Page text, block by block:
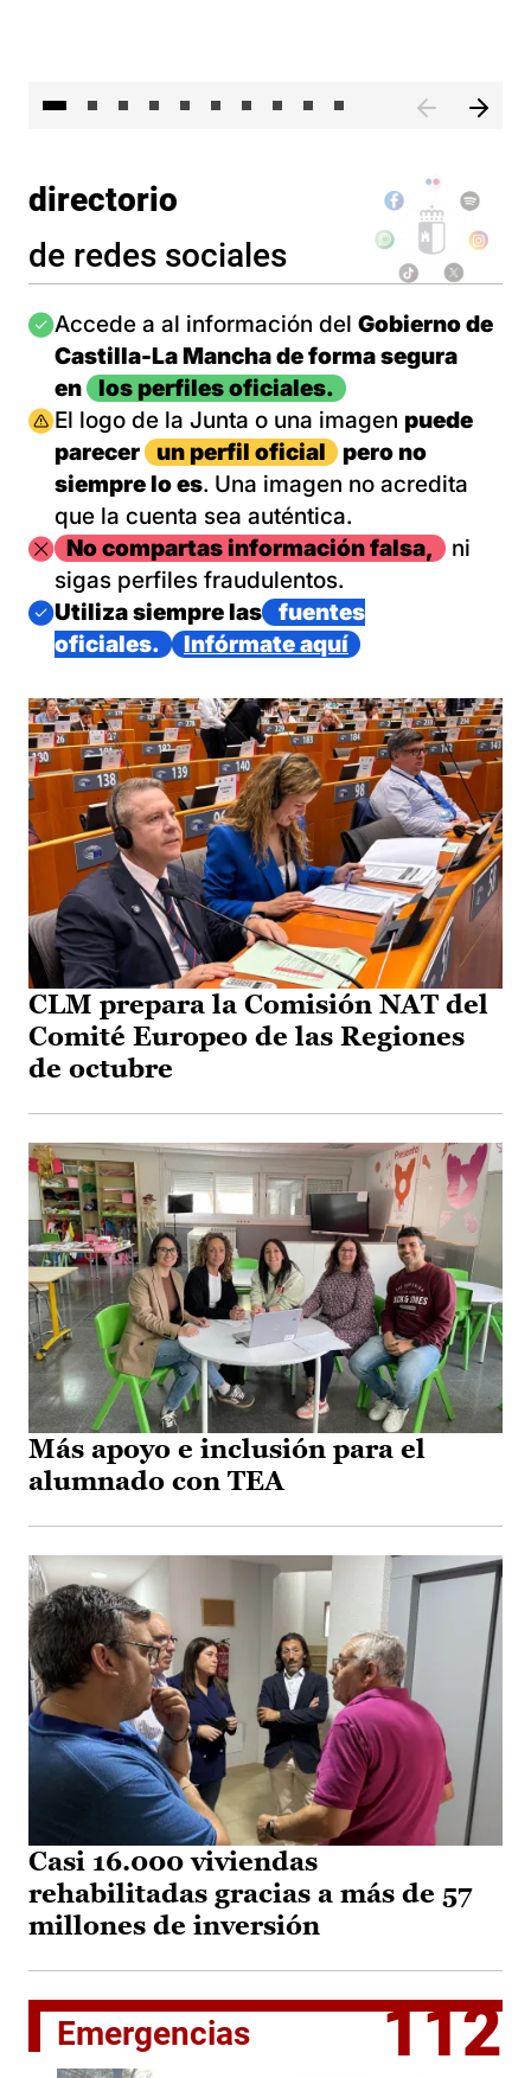
directorio
de redes sociales
Imagen
Accede a al información del Gobierno de
Castilla-La Mancha de forma segura
en
los perfiles oficiales.
Imagen
El logo de la Junta o una imagen puede
parecer
un perfil oficial
pero no
siempre lo es. Una imagen no acredita
que la cuenta sea auténtica.
ImagenNo compartas información falsa,
ni
sigas perfiles fraudulentos.
Imagen
Utiliza siempre las
fuentes
oficiales.
Infórmate aquí
CLM prepara la Comisión NAT del
Comité Europeo de las Regiones
de octubre
Más apoyo e inclusión para el
alumnado con TEA
Casi 16.000 viviendas
rehabilitadas gracias a más de 57
millones de inversión
Emergencias 112